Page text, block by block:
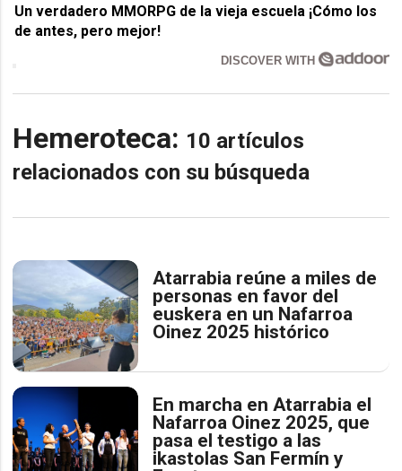
Un verdadero MMORPG de la vieja escuela ¡Cómo los
de antes, pero mejor!
DISCOVER WITH
Hemeroteca: 10 artículos
relacionados con su búsqueda
Atarrabia reúne a miles de
personas en favor del
euskera en un Nafarroa
Oinez 2025 histórico
En marcha en Atarrabia el
Nafarroa Oinez 2025, que
pasa el testigo a las
ikastolas San Fermín y